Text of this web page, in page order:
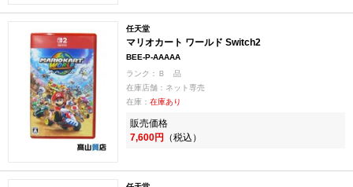
任天堂
マリオカート ワールド Switch2
BEE-P-AAAAA
ランク：Ｂ 品
在庫店舗：ネット専売
在庫： 在庫あり
販売価格
7,600円 （税込）